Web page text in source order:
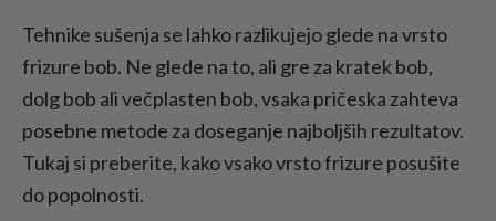
Tehnike sušenja se lahko razlikujejo glede na vrsto
frizure bob. Ne glede na to, ali gre za kratek bob,
dolg bob ali večplasten bob, vsaka pričeska zahteva
posebne metode za doseganje najboljših rezultatov.
Tukaj si preberite, kako vsako vrsto frizure posušite
do popolnosti.